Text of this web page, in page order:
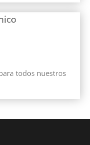
todos nuestros